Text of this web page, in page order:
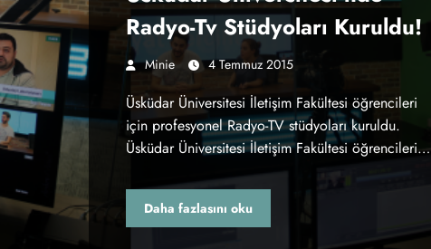
Radyo-Tv Stüdyoları Kuruldu!
Minie 4 Temmuz 2015
Üsküdar Üniversitesi İletişim Fakültesi öğrencileri
için profesyonel Radyo-TV stüdyoları kuruldu.
Üsküdar Üniversitesi İletişim Fakültesi öğrencileri…
Daha fazlasını oku